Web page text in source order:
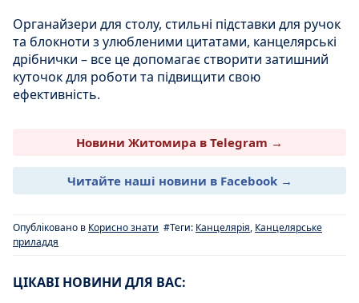
Органайзери для столу, стильні підставки для ручок
та блокноти з улюбленими цитатами, канцелярські
дрібнички – все це допомагає створити затишний
куточок для роботи та підвищити свою
ефективність.
Новини Житомира в Telegram →
Читайте наші новини в Facebook →
Опубліковано в Корисно знати #Теги: Канцелярія, Канцелярське
приладдя
ЦІКАВІ НОВИНИ ДЛЯ ВАС: